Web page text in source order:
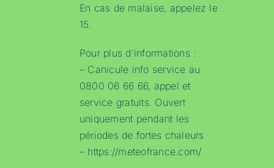
En cas de malaise, appelez le
15.
Pour plus d’informations :
– Canicule info service au
0800 06 66 66, appel et
service gratuits. Ouvert
uniquement pendant les
périodes de fortes chaleurs
– https://meteofrance.com/